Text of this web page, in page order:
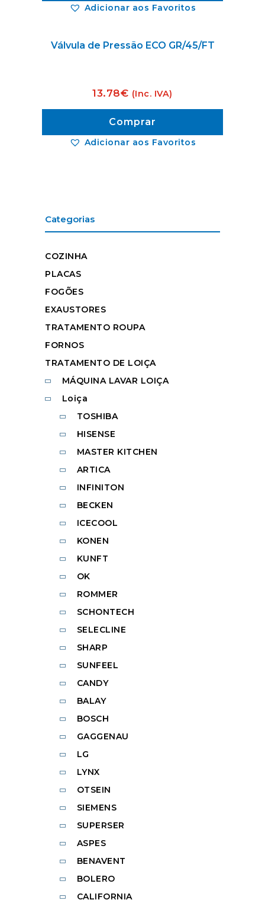
Adicionar aos Favoritos
Adicionar aos Favoritos
Válvula de Pressão ECO GR/45/FT
13.78€ (Inc. IVA)
Comprar
Categorias
COZINHA
PLACAS
FOGÕES
EXAUSTORES
TRATAMENTO ROUPA
FORNOS
TRATAMENTO DE LOIÇA
MÁQUINA LAVAR LOIÇA
Loiça
TOSHIBA
HISENSE
MASTER KITCHEN
ARTICA
INFINITON
BECKEN
ICECOOL
KONEN
KUNFT
OK
ROMMER
SCHONTECH
SELECLINE
SHARP
SUNFEEL
CANDY
BALAY
BOSCH
GAGGENAU
LG
LYNX
OTSEIN
SIEMENS
SUPERSER
ASPES
BENAVENT
BOLERO
CALIFORNIA